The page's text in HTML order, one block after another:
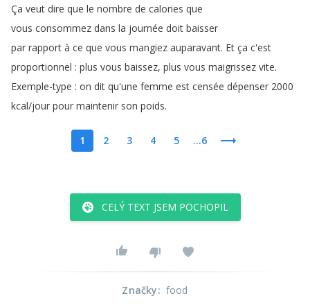
Ça veut dire que le nombre de calories que
vous consommez dans la journée doit baisser
par rapport à ce que vous mangiez auparavant. Et ça c'est
proportionnel : plus vous baissez, plus vous maigrissez vite.
Exemple-type : on dit qu'une femme est censée dépenser 2000
kcal/jour pour maintenir son poids.
1 2 3 4 5 ...6
CELÝ TEXT JSEM POCHOPIL
Značky: food